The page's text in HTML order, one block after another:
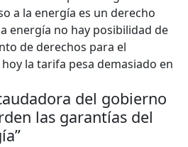
a la energía es un derecho
energía no hay posibilidad de
de derechos para el
la tarifa pesa demasiado en
del gobierno
las garantías del